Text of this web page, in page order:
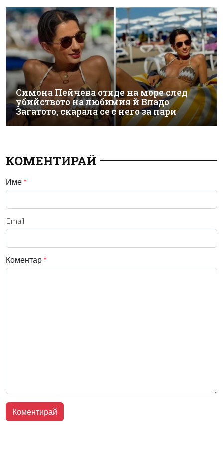
Симона Пейчева отиде на море след
убийството на любимия й Владо
Загатото, скарала се с него за пари
КОМЕНТИРАЙ
Име *
Email
Коментар *